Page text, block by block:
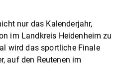
nur das Kalenderjahr,
im Landkreis Heidenheim zu
wird das sportliche Finale
auf den Reutenen im